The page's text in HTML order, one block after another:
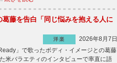
藤を告白「同じ悩みを抱える人に
洋楽
2026年8月7日
」で歌ったボディ・イメージとの葛藤
米バラエティのインタビューで率直に語